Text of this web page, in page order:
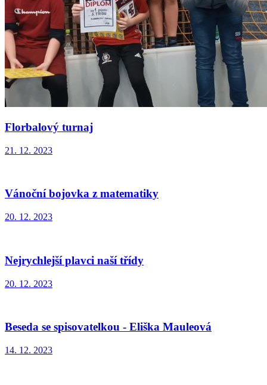
Florbalový turnaj
21. 12. 2023
Vánoční bojovka z matematiky
20. 12. 2023
Nejrychlejší plavci naší třídy
20. 12. 2023
Beseda se spisovatelkou - Eliška Mauleová
14. 12. 2023